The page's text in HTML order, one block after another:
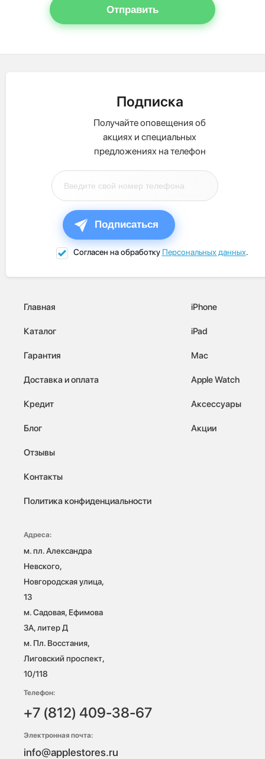
Отправить
Подписка
Получайте оповещения об
акциях и специальных
предложениях на телефон
Подписаться
Согласен на обработку Персональных данных.
Главная
Каталог
Гарантия
Доставка и оплата
Кредит
Блог
Отзывы
Контакты
Политика конфиденциальности
iPhone
iPad
Mac
Apple Watch
Аксессуары
Акции
Адреса:
м. пл. Александра
Невского,
Новгородская улица,
13
м. Садовая, Ефимова
3А, литер Д
м. Пл. Восстания,
Лиговский проспект,
10/118
Телефон:
+7 (812) 409-38-67
Электронная почта:
info@applestores.ru